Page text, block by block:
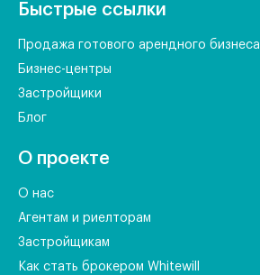
Быстрые ссылки
Продажа готового арендного бизнеса
Бизнес-центры
Застройщики
Блог
О проекте
О нас
Агентам и риелторам
Застройщикам
Как стать брокером Whitewill